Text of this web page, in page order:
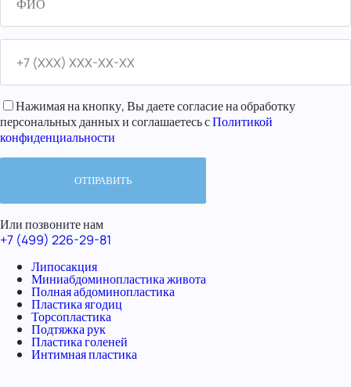
Нажимая на кнопку, Вы даете согласие на обработку
персональных данных и соглашаетесь сПолитикой
конфиденциальности
Или позвоните нам
+7 (499) 226-29-81
Липосакция
Миниабдоминопластика живота
Полная абдоминопластика
Пластика ягодиц
Торсопластика
Подтяжка рук
Пластика голеней
Интимная пластика